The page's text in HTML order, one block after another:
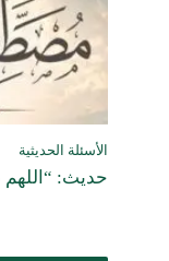
الأسئلة الحديثية
حديث: “اللهم